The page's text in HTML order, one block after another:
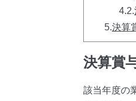
4.2.
5.決算
決算賞
該当年度の